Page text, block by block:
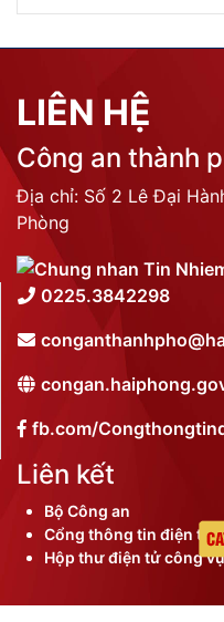
LIÊN HỆ
Công an thành
Địa chỉ: Số 2 Lê Đại
Phòng
0225.3842298
fb.com/
Liên kết
Bộ Công an
Cổng thông tin điện tử
Hộp thư điện tử công vụ